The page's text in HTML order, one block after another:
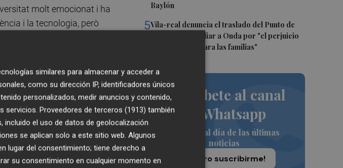
Baylón
5Vila-real denuncia el traslado del Punto de
Encuentro Familiar a Onda por "el perjuicio
que supondrá para las familias"
Suscríbete al canal
de Whatsapp
Siempre al día de las últimas
noticias
¡Quiero suscribirme!
molt emocionat i ha
i la tecnologia, però
i la convivència». En
sense ànima quan es
del mercat». Així, ha
ha ensenyat la poesia i la
algunes reflexions sobre la
proper que li arribe.
similares para almacenar y acceder a
como su dirección IP, identificadores únicos
personalizados, medir anuncios y contenido,
servicios. Proveedores de terceros (1913) también
el uso de datos de geolocalización
se aplican solo a este sitio web. Algunos
lugar del consentimiento; tiene derecho a
su consentimiento en cualquier momento en